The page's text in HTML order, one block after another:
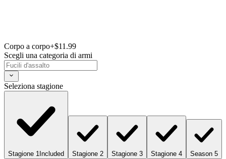
Corpo a corpo+$11.99
Scegli una categoria di armi
Seleziona stagione
Stagione 1 Included Stagione 2 Stagione 3 Stagione 4 Season 5